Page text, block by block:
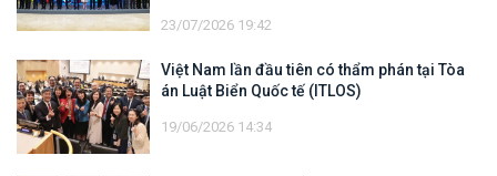
23/07/2026 19:42
Việt Nam lần đầu tiên có thẩm phán tại Tòa
án Luật Biển Quốc tế (ITLOS)
19/06/2026 14:34